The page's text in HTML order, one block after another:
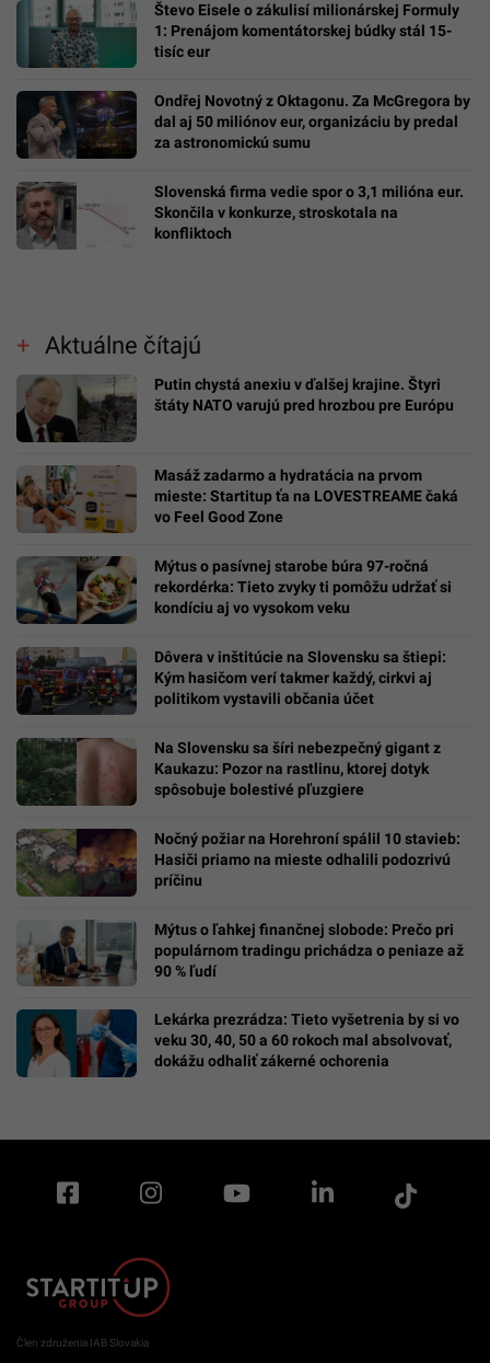
Števo Eisele o zákulisí milionárskej Formuly
1: Prenájom komentátorskej búdky stál 15-
tisíc eur
Ondřej Novotný z Oktagonu. Za McGregora by
dal aj 50 miliónov eur, organizáciu by predal
za astronomickú sumu
Slovenská firma vedie spor o 3,1 milióna eur.
Skončila v konkurze, stroskotala na
konfliktoch
Aktuálne čítajú
Putin chystá anexiu v ďalšej krajine. Štyri
štáty NATO varujú pred hrozbou pre Európu
Masáž zadarmo a hydratácia na prvom
mieste: Startitup ťa na LOVESTREAME čaká
vo Feel Good Zone
Mýtus o pasívnej starobe búra 97-ročná
rekordérka: Tieto zvyky ti pomôžu udržať si
kondíciu aj vo vysokom veku
Dôvera v inštitúcie na Slovensku sa štiepi:
Kým hasičom verí takmer každý, cirkvi aj
politikom vystavili občania účet
Na Slovensku sa šíri nebezpečný gigant z
Kaukazu: Pozor na rastlinu, ktorej dotyk
spôsobuje bolestivé pľuzgiere
Nočný požiar na Horehroní spálil 10 stavieb:
Hasiči priamo na mieste odhalili podozrivú
príčinu
Mýtus o ľahkej finančnej slobode: Prečo pri
populárnom tradingu prichádza o peniaze až
90 % ľudí
Lekárka prezrádza: Tieto vyšetrenia by si vo
veku 30, 40, 50 a 60 rokoch mal absolvovať,
dokážu odhaliť zákerné ochorenia
Člen združenia IAB Slovakia